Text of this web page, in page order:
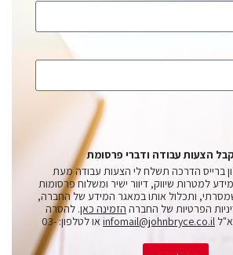
הצעות עבודה ודברי פרסומת
ברייס הדרכה תשלח לי הצעות עבודה מעת
למטרות שיווק, דיוור ישיר ומשלוח פרסומות
ותכלול אותו במאגר המידע של החברה,
הפרטיות של החברה הזמינה כאן. להסרה
infomail@johnbryce.co.il
או לטלפון: 03-